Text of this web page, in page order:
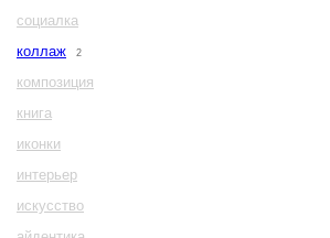
социалка
коллаж
2
композиция
книга
иконки
интерьер
искусство